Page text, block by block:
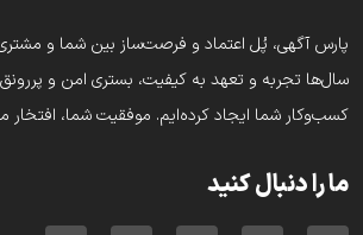
پارس‌ آگهی، پُل اعتماد و فرصت‌ساز بین شما و
سال‌ها تجربه و تعهد به کیفیت، بستری امن و
کسب‌وکار شما ایجاد کرده‌ایم. موفقیت شما، افتخار
ما را دنبال کنید